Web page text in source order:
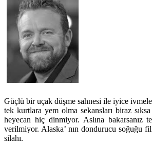
Güçlü bir uçak düşme sahnesi ile iyice
tek kurtlara yem olma sekansları biraz
heyecan hiç dinmiyor. Aslına bakarsanız
verilmiyor. Alaska’ nın dondurucu soğuğu
silahı.